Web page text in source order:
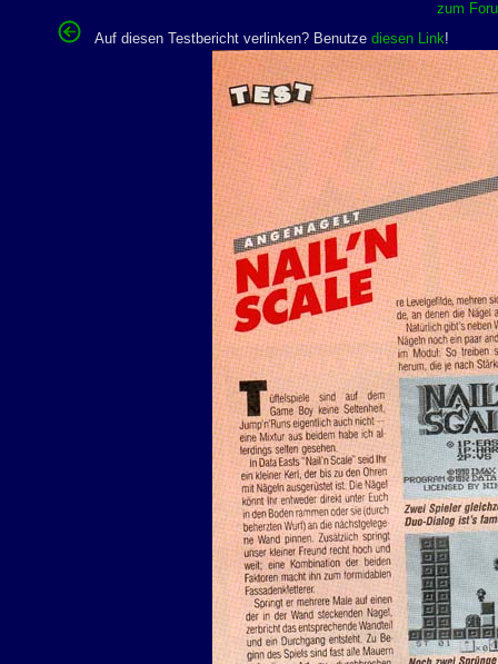
zum
Auf diesen Testbericht verlinken? Benutze diesen Link!